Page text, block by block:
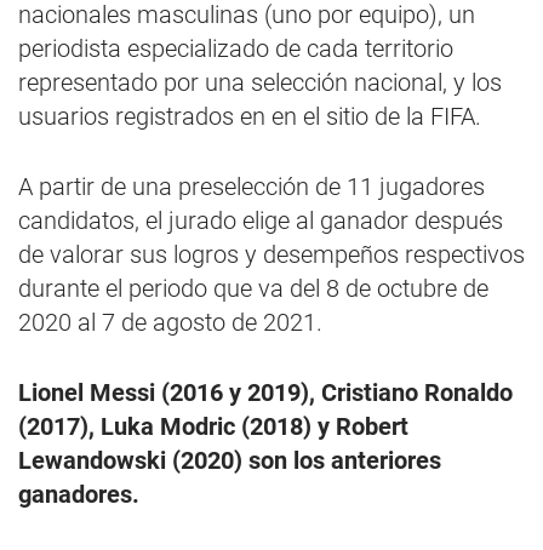
nacionales masculinas (uno por equipo), un
periodista especializado de cada territorio
representado por una selección nacional, y los
usuarios registrados en en el sitio de la FIFA.
A partir de una preselección de 11 jugadores
candidatos, el jurado elige al ganador después
de valorar sus logros y desempeños respectivos
durante el periodo que va del 8 de octubre de
2020 al 7 de agosto de 2021.
Lionel Messi (2016 y 2019), Cristiano Ronaldo
(2017), Luka Modric (2018) y Robert
Lewandowski (2020) son los anteriores
ganadores.